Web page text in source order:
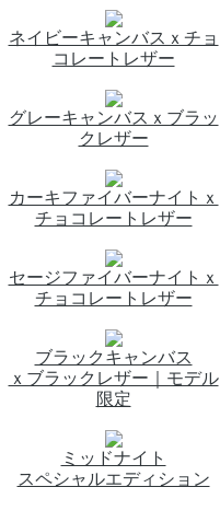
ネイビーキャンバスｘチョ
コレートレザー
グレーキャンバスｘブラッ
クレザー
カーキファイバーナイトｘ
チョコレートレザー
セージファイバーナイトｘ
チョコレートレザー
ブラックキャンバス
ｘブラックレザー｜モデル
限定
ミッドナイト
スペシャルエディション